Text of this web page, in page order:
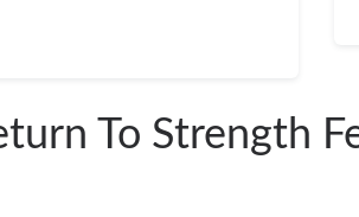
To Strength